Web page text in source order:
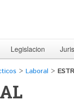
Legislacion
> Laboral >